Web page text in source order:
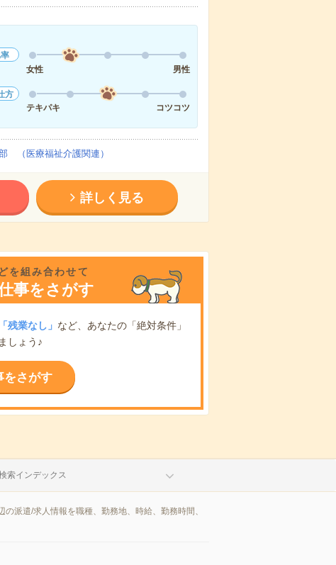
女性
男性
方
テキパキ
コツコツ
（医療福祉介護関連）
詳しく見る
を組み合わせて
事をさがす
残業なし」 など、あなたの「絶対条件」
しょう♪
をさがす
索インデックス
派遣/求人情報を職種、勤務地、時給、勤務時間、